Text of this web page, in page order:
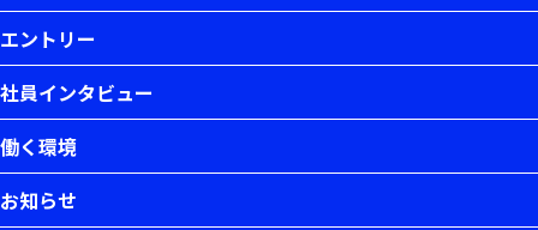
エントリー
社員インタビュー
働く環境
お知らせ